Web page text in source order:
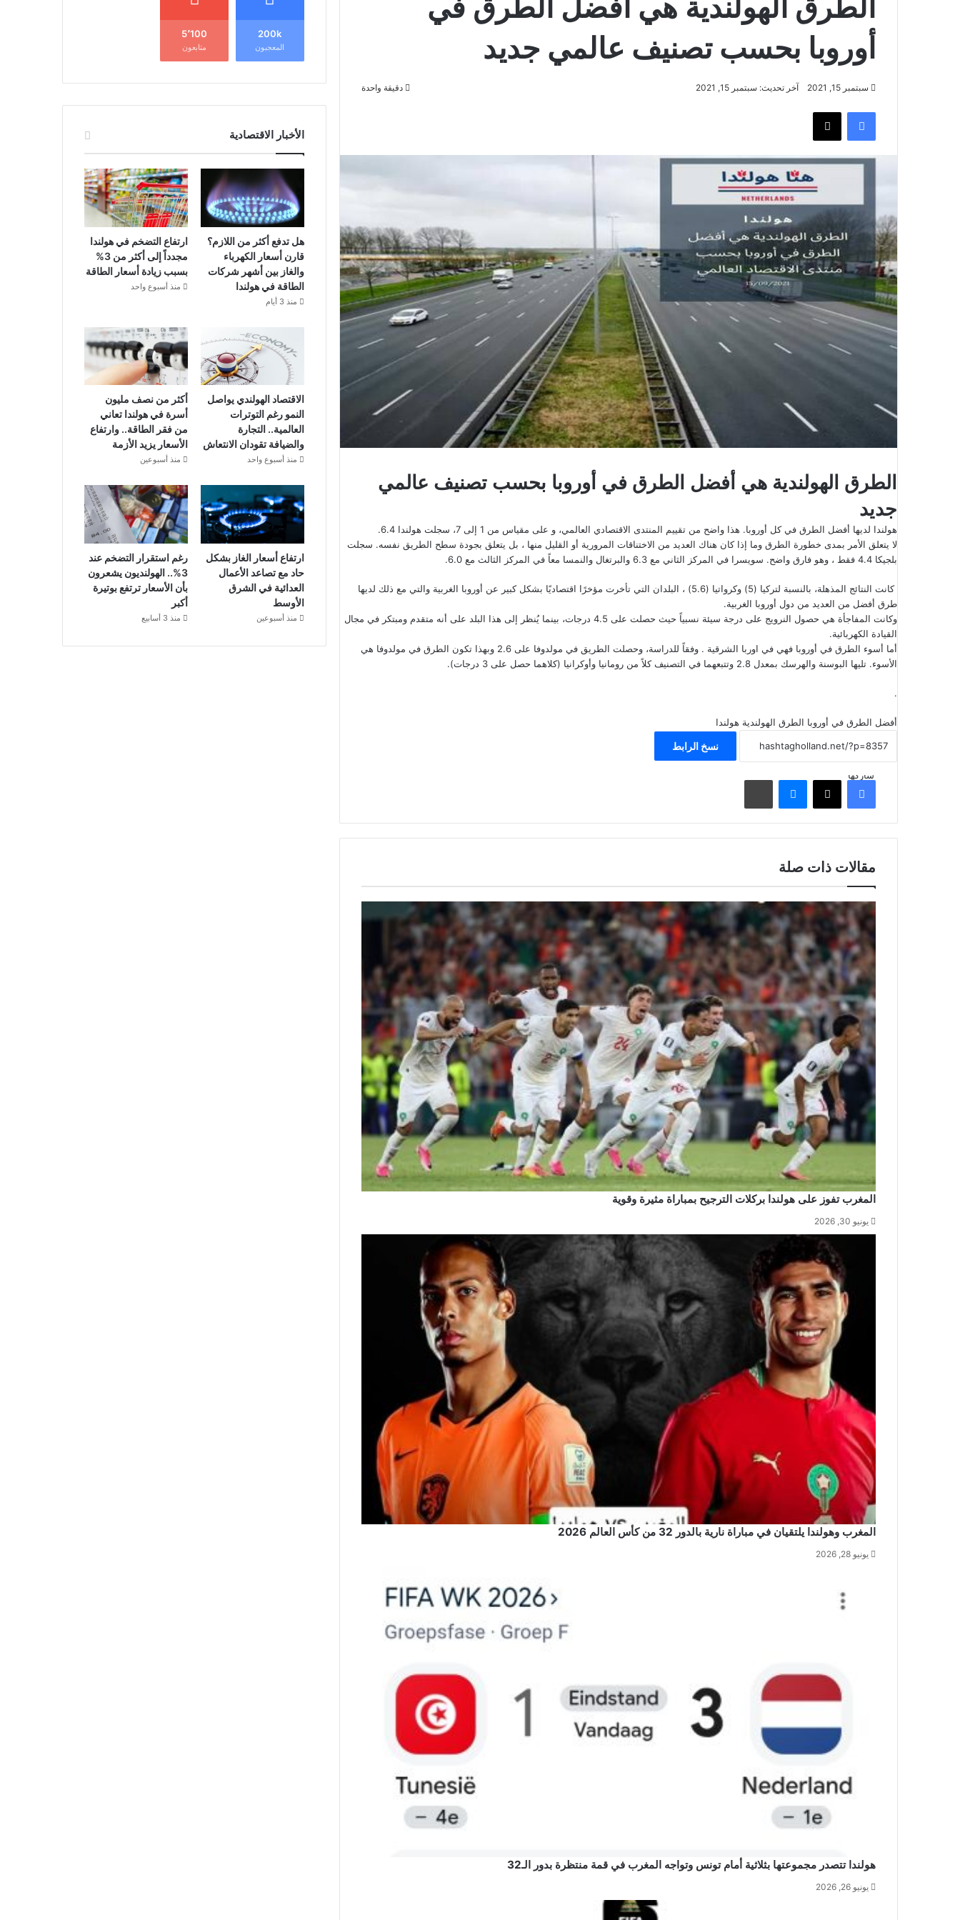
الطرق الهولندية هي أفضل الطرق في
أوروبا بحسب تصنيف عالمي جديد
سبتمبر 15, 2021 آخر تحديث: سبتمبر 15, 2021 دقيقة واحدة
فيسبوك ‫X
الطرق الهولندية هي أفضل الطرق في أوروبا بحسب تصنيف عالمي
جديد
هولندا لديها أفضل الطرق في كل أوروبا. هذا واضح من تقييم المنتدى الاقتصادي العالمي، و على مقياس من 1 إلى 7، سجلت هولندا 6.4.
لا يتعلق الأمر بمدى خطورة الطرق وما إذا كان هناك العديد من الاختناقات المرورية أو القليل منها ، بل يتعلق بجودة سطح الطريق نفسه. سجلت
بلجيكا 4.4 فقط ، وهو فارق واضح. سويسرا في المركز الثاني مع 6.3 والبرتغال والنمسا معاً في المركز الثالث مع 6.0.
كانت النتائج المذهلة، بالنسبة لتركيا (5) وكرواتيا (5.6) ، البلدان التي تأخرت مؤخرًا اقتصاديًا بشكل كبير عن أوروبا الغربية والتي مع ذلك لديها
طرق أفضل من العديد من دول أوروبا الغربية.
وكانت المفاجأة هي حصول النرويج على درجة سيئة نسبياً حيث حصلت على 4.5 درجات، بينما يُنظر إلى هذا البلد على أنه متقدم ومبتكر في مجال
القيادة الكهربائية.
أما أسوء الطرق في أوروبا فهي في اوربا الشرقية . وفقاً للدراسة، وحصلت الطريق في مولدوفا على 2.6 وبهذا تكون الطرق في مولدوفا هي
الأسوء. تليها البوسنة والهرسك بمعدل 2.8 وتتبعهما في التصنيف كلاً من رومانيا وأوكرانيا (كلاهما حصل على 3 درجات).
.
أفضل الطرق في أوروبا الطرق الهولندية هولندا
نسخ الرابط
شاركهافيسبوك ‫X ماسنجر مشاركة عبر البريد
مقالات ذات صلة
المغرب تفوز على هولندا بركلات الترجيح بمباراة مثيرة وقوية
يونيو 30, 2026
المغرب وهولندا يلتقيان في مباراة نارية بالدور 32 من كأس العالم 2026
يونيو 28, 2026
هولندا تتصدر مجموعتها بثلاثية أمام تونس وتواجه المغرب في قمة منتظرة بدور الـ32
يونيو 26, 2026
200k
المعجبون
5٬100
متابعون
الأخبار الاقتصادية
هل تدفع أكثر من اللازم؟
قارن أسعار الكهرباء
والغاز بين أشهر شركات
الطاقة في هولندا
منذ 3 أيام
ارتفاع التضخم في هولندا
مجدداً إلى أكثر من 3%
بسبب زيادة أسعار الطاقة
منذ أسبوع واحد
الاقتصاد الهولندي يواصل
النمو رغم التوترات
العالمية.. التجارة
والضيافة تقودان الانتعاش
منذ أسبوع واحد
أكثر من نصف مليون
أسرة في هولندا تعاني
من فقر الطاقة.. وارتفاع
الأسعار يزيد الأزمة
منذ أسبوعين
ارتفاع أسعار الغاز بشكل
حاد مع تصاعد الأعمال
العدائية في الشرق
الأوسط
منذ أسبوعين
رغم استقرار التضخم عند
3%.. الهولنديون يشعرون
بأن الأسعار ترتفع بوتيرة
أكبر
منذ 3 أسابيع